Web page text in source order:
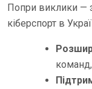
Попри виклики —
кіберспорт в
команд,